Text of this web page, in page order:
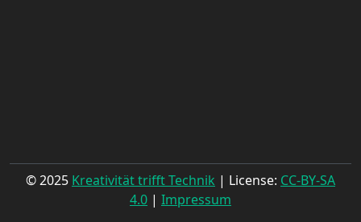
© 2025 Kreativität trifft Technik | License: CC-BY-SA
4.0 | Impressum